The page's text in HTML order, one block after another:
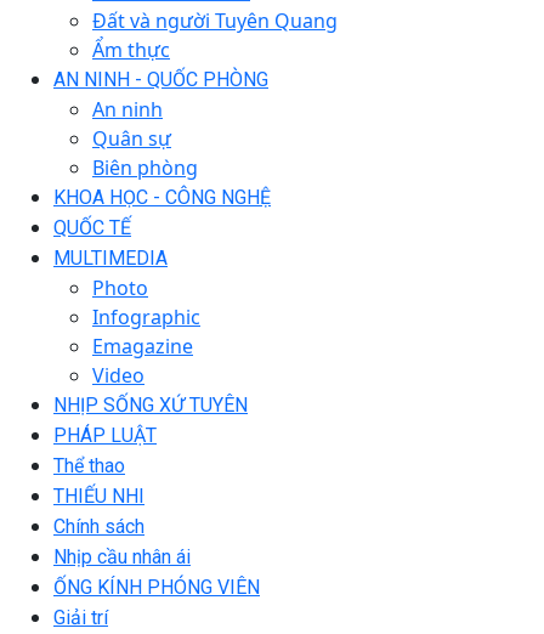
Đất và người Tuyên Quang
Ẩm thực
AN NINH - QUỐC PHÒNG
An ninh
Quân sự
Biên phòng
KHOA HỌC - CÔNG NGHỆ
QUỐC TẾ
MULTIMEDIA
Photo
Infographic
Emagazine
Video
NHỊP SỐNG XỨ TUYÊN
PHÁP LUẬT
Thể thao
THIẾU NHI
Chính sách
Nhịp cầu nhân ái
ỐNG KÍNH PHÓNG VIÊN
Giải trí